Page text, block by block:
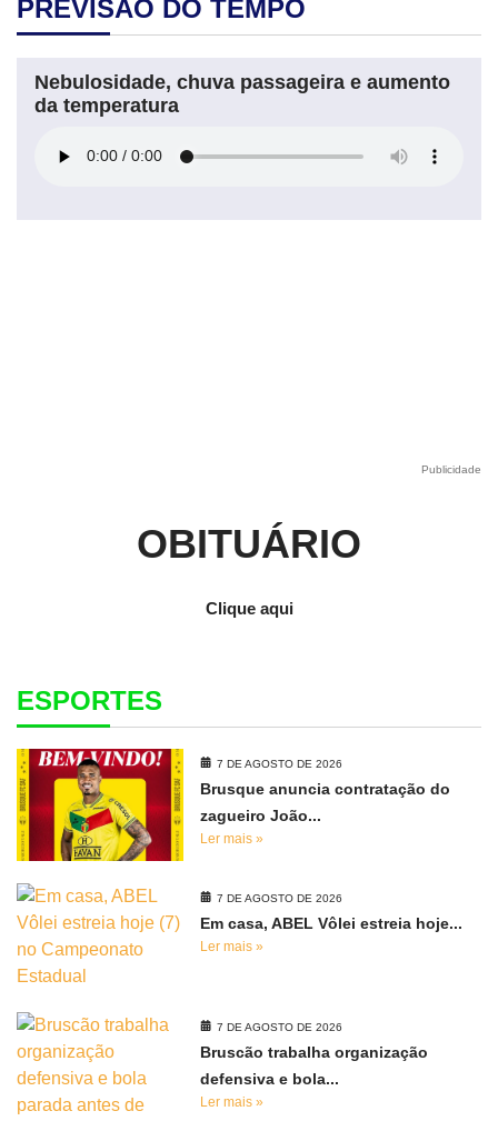
PREVISÃO DO TEMPO
Nebulosidade, chuva passageira e aumento
da temperatura
Publicidade
OBITUÁRIO
Clique aqui
ESPORTES
7 DE AGOSTO DE 2026
Brusque anuncia contratação do
zagueiro João...
Ler mais »
7 DE AGOSTO DE 2026
Em casa, ABEL Vôlei estreia hoje...
Ler mais »
7 DE AGOSTO DE 2026
Bruscão trabalha organização
defensiva e bola...
Ler mais »